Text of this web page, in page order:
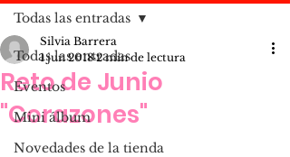
Todas las entradas
Eventos
Mini álbum
Novedades de la tienda
Todas las entradas
Reto de Junio
"Corazones"
Silvia Barrera
1 jun 2018 2 min de lectura